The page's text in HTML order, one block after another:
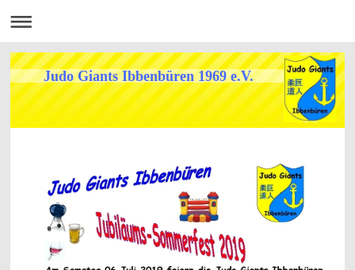
Judo Giants Ibbenbüren 1969 e.V.